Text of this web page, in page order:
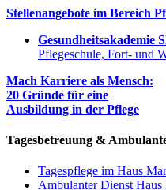
Stellenangebote im Bereich
Gesundheitsakademie
Pflegeschule, Fort- und
Mach Karriere als Mensch:
20 Gründe für eine
Ausbildung in der Pflege
Tagesbetreuung &
Tagespflege im Haus
Ambulanter Dienst Haus